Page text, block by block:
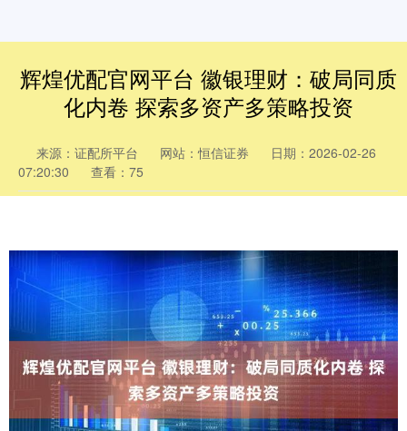
辉煌优配官网平台 徽银理财：破局同质
化内卷 探索多资产多策略投资
来源：证配所平台 网站：恒信证券
日期：2026-02-26
07:20:30
查看：75